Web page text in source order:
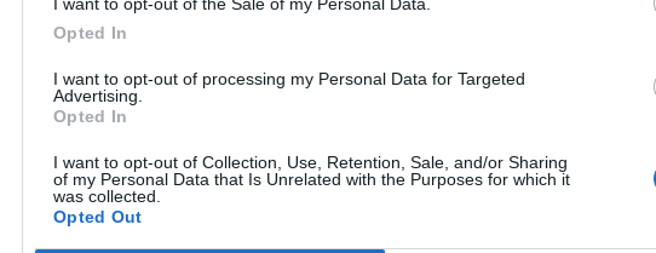
Opted In
I want to opt-out of processing my Personal Data for Targeted
Advertising.
Opted In
I want to opt-out of Collection, Use, Retention, Sale, and/or Sharing
of my Personal Data that Is Unrelated with the Purposes for which it
was collected.
Opted Out